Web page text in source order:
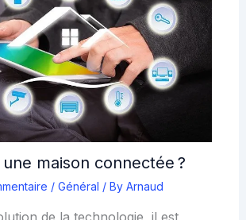
une maison connectée ?
/ Général / By Arnaud
de la technologie, il est